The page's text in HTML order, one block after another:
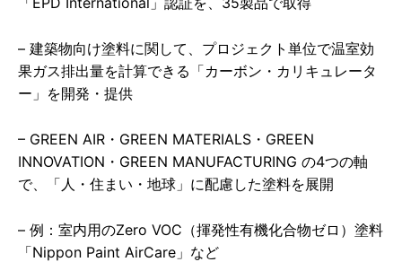
– 建築物向け塗料に関して、プロジェクト単位で温室効
果ガス排出量を計算できる「カーボン・カリキュレータ
ー」を開発・提供
– GREEN AIR・GREEN MATERIALS・GREEN
INNOVATION・GREEN MANUFACTURING の4つの軸
で、「人・住まい・地球」に配慮した塗料を展開
– 例：室内用のZero VOC（揮発性有機化合物ゼロ）塗料
「Nippon Paint AirCare」など